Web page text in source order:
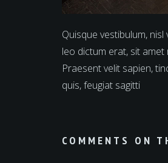
Quisque vestibulum,
leo dictum erat, sit
Praesent velit sapien,
quis, feugiat sagitti
COMMENTS ON